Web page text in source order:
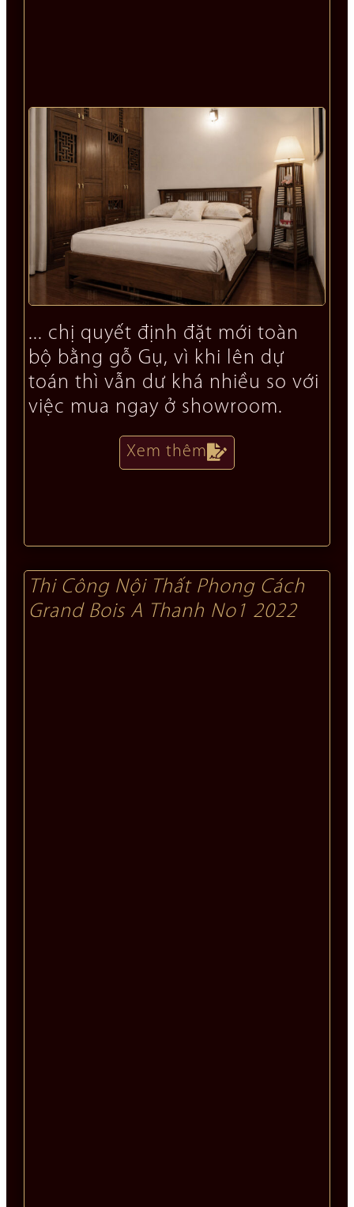
... chị quyết định đặt mới toàn
bộ bằng gỗ Gụ, vì khi lên dự
toán thì vẫn dư khá nhiều so với
việc mua ngay ở showroom.
Xem thêm
Thi Công Nội Thất Phong Cách
Grand Bois A Thanh No1 2022